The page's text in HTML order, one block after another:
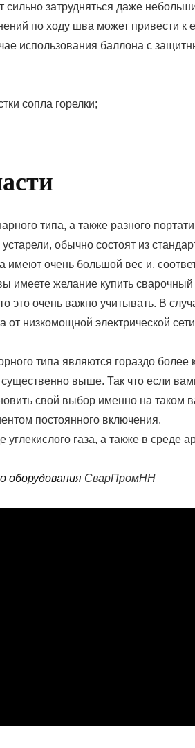
сильно затрудняться даже
по ходу шва может привести к
использования баллона с
сопла горелки;
типа, а также разного
обычно состоят из
имеют очень большой вес и,
имеете желание купить сварочный
это очень важно учитывать. В
от низкомощной электрической
типа являются гораздо более
выше. Так что если
свой выбор именно на таком
постоянного включения.
газа, а также в среде
оборудования СварПромНН